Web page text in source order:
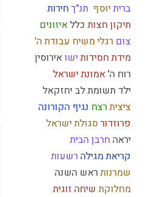
בריתיוסף תנ"ךחירות
תיקון חצותכללאיזונים
צום רגלי משיח עבודת ה'
מידת חסידותישואירוסין
רוח ה'אמונת ישראל
ילד תשומת לביחזקאל
ציציתרצח נגיף הקורונה
פרוזדורסגולת ישראל
יראה חרבן הבית
קריאת מגילהרשעות
שמרנותראש השנה
מחלוקתשיחה זוגית